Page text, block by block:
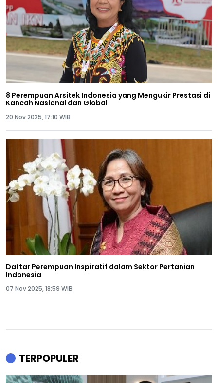
8 Perempuan Arsitek Indonesia yang Mengukir Prestasi di
Kancah Nasional dan Global
20 Nov 2025, 17:10 WIB
Daftar Perempuan Inspiratif dalam Sektor Pertanian
Indonesia
07 Nov 2025, 18:59 WIB
TERPOPULER